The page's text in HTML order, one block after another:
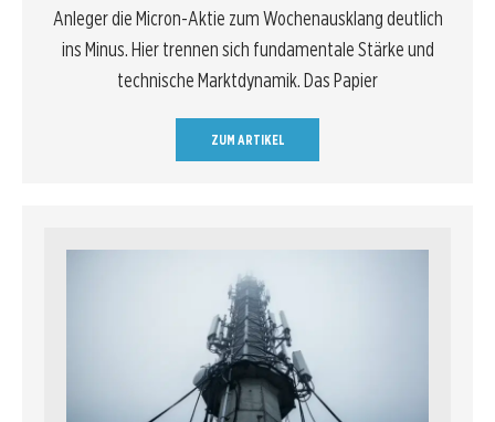
Anleger die Micron-Aktie zum Wochenausklang deutlich
ins Minus. Hier trennen sich fundamentale Stärke und
technische Marktdynamik. Das Papier
ZUM ARTIKEL